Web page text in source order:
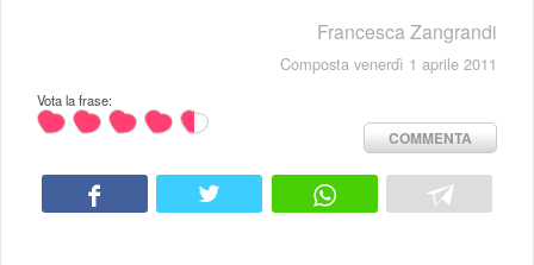
Francesca Zangrandi
Composta venerdì 1 aprile 2011
Vota la frase:
COMMENTA